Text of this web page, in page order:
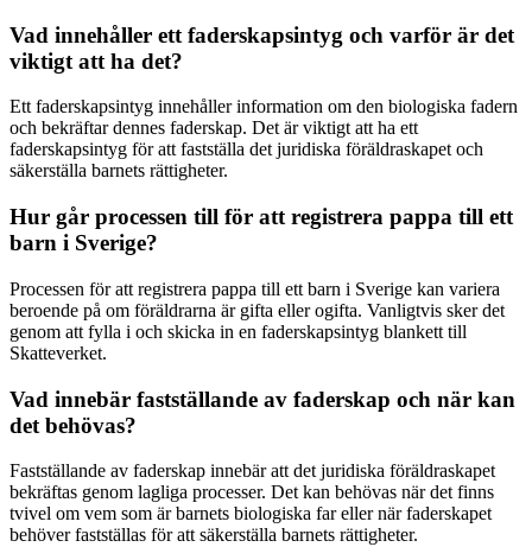
Vad innehåller ett faderskapsintyg och varför är det
viktigt att ha det?
Ett faderskapsintyg innehåller information om den biologiska fadern
och bekräftar dennes faderskap. Det är viktigt att ha ett
faderskapsintyg för att fastställa det juridiska föräldraskapet och
säkerställa barnets rättigheter.
Hur går processen till för att registrera pappa till ett
barn i Sverige?
Processen för att registrera pappa till ett barn i Sverige kan variera
beroende på om föräldrarna är gifta eller ogifta. Vanligtvis sker det
genom att fylla i och skicka in en faderskapsintyg blankett till
Skatteverket.
Vad innebär fastställande av faderskap och när kan
det behövas?
Fastställande av faderskap innebär att det juridiska föräldraskapet
bekräftas genom lagliga processer. Det kan behövas när det finns
tvivel om vem som är barnets biologiska far eller när faderskapet
behöver fastställas för att säkerställa barnets rättigheter.